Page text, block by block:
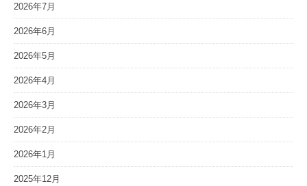
2026年7月
2026年6月
2026年5月
2026年4月
2026年3月
2026年2月
2026年1月
2025年12月